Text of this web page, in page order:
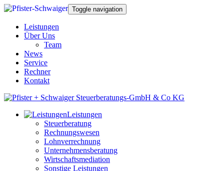
Toggle navigation
Leistungen
Über Uns
Team
News
Service
Rechner
Kontakt
Leistungen
Steuerberatung
Rechnungswesen
Lohnverrechnung
Unternehmensberatung
Wirtschaftsmediation
Sonstige Leistungen